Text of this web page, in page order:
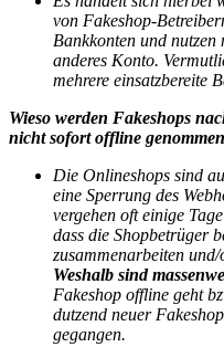
von Fakeshop-
Bankkonten und
anderes Konto.
mehrere einsatzbereite
Wieso werden Fakeshops
nicht sofort offline
Die Onlineshops sind
eine Sperrung des
vergehen oft einige
dass die Shopbetrüger
zusammenarbeiten
Weshalb sind
Fakeshop offline geht
dutzend neuer
gegangen.